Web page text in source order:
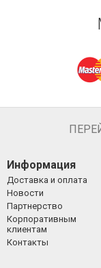
Информация
Доставка и оплата
Новости
Партнерство
Корпоративным
клиентам
Контакты